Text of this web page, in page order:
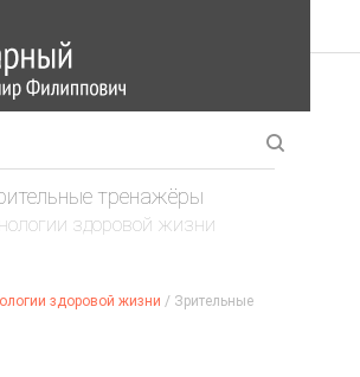
тренажёры
здоровой жизни
здоровой жизни / Зрительные